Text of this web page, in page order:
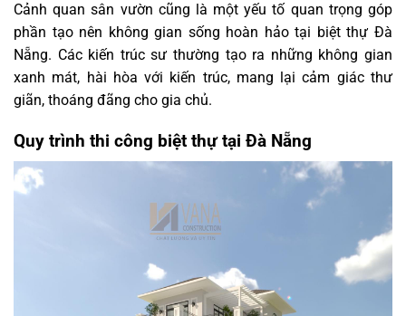
Cảnh quan sân vườn cũng là một yếu tố quan trọng góp
phần tạo nên không gian sống hoàn hảo tại biệt thự Đà
Nẵng. Các kiến trúc sư thường tạo ra những không gian
xanh mát, hài hòa với kiến trúc, mang lại cảm giác thư
giãn, thoáng đãng cho gia chủ.
Quy trình thi công biệt thự tại Đà Nẵng